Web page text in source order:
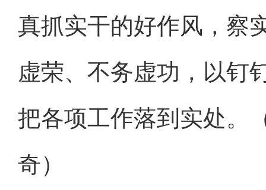
真抓实干的好作风，察
虚荣、不务虚功，以钉
把各项工作落到实处。
奇）